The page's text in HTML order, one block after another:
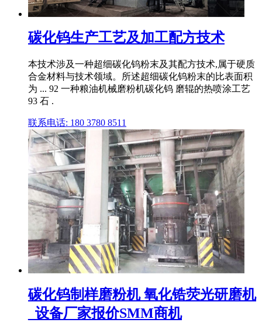
碳化钨生产工艺及加工配方技术
本技术涉及一种超细碳化钨粉末及其配方技术,属于硬质
合金材料与技术领域。所述超细碳化钨粉末的比表面积
为 ... 92 一种粮油机械磨粉机碳化钨 磨辊的热喷涂工艺
93 石 .
联系电话: 180 3780 8511
碳化钨制样磨粉机 氧化锆荧光研磨机
_设备厂家报价SMM商机